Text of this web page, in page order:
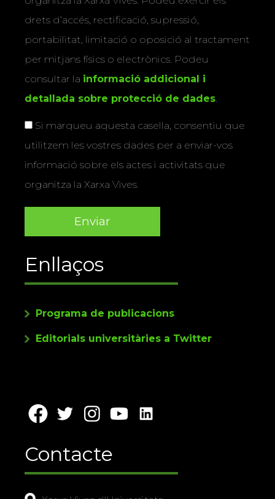
drets d’accés, rectificació, supressió,
portabilitat, limitació o oposició al tractament
per mitjans físics o electrònics. Podeu
consultar la informació addicional i
detallada sobre protecció de dades
Si marqueu aquesta casella, consentiu que
utilitzem les vostres dades per a enviar-vos
informació sobre els actes i activitats que
organitza la Xarxa Vives.
Enllaços
Programa de publicacions
Editorials universitàries a Twitter
Contacte